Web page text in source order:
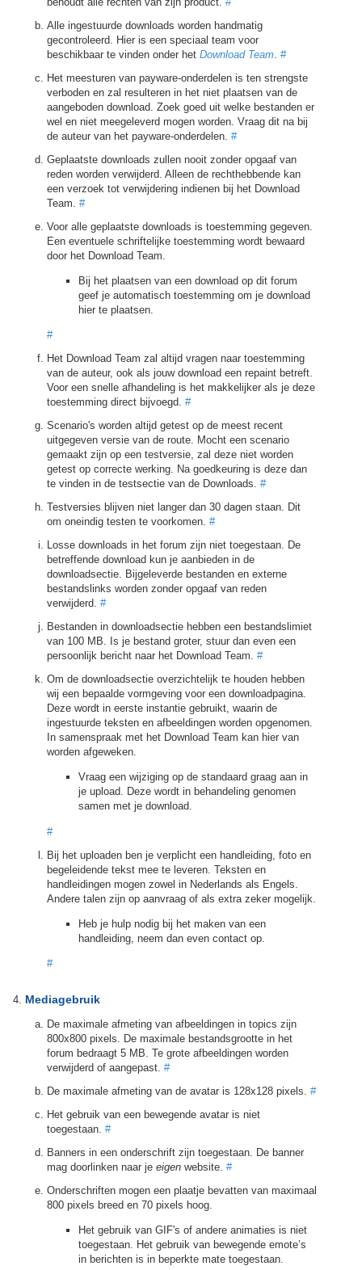
Alle ingestuurde downloads worden handmatig
gecontroleerd. Hier is een speciaal team voor
beschikbaar te vinden onder het Download Team. #
Het meesturen van payware-onderdelen is ten strengste
verboden en zal resulteren in het niet plaatsen van de
aangeboden download. Zoek goed uit welke bestanden er
wel en niet meegeleverd mogen worden. Vraag dit na bij
de auteur van het payware-onderdelen. #
Geplaatste downloads zullen nooit zonder opgaaf van
reden worden verwijderd. Alleen de rechthebbende kan
een verzoek tot verwijdering indienen bij het Download
Team. #
Voor alle geplaatste downloads is toestemming gegeven.
Een eventuele schriftelijke toestemming wordt bewaard
door het Download Team.
Bij het plaatsen van een download op dit forum
geef je automatisch toestemming om je download
hier te plaatsen.
#
Het Download Team zal altijd vragen naar toestemming
van de auteur, ook als jouw download een repaint betreft.
Voor een snelle afhandeling is het makkelijker als je deze
toestemming direct bijvoegd. #
Scenario's worden altijd getest op de meest recent
uitgegeven versie van de route. Mocht een scenario
gemaakt zijn op een testversie, zal deze niet worden
getest op correcte werking. Na goedkeuring is deze dan
te vinden in de testsectie van de Downloads. #
Testversies blijven niet langer dan 30 dagen staan. Dit
om oneindig testen te voorkomen. #
Losse downloads in het forum zijn niet toegestaan. De
betreffende download kun je aanbieden in de
downloadsectie. Bijgeleverde bestanden en externe
bestandslinks worden zonder opgaaf van reden
verwijderd. #
Bestanden in downloadsectie hebben een bestandslimiet
van 100 MB. Is je bestand groter, stuur dan even een
persoonlijk bericht naar het Download Team. #
Om de downloadsectie overzichtelijk te houden hebben
wij een bepaalde vormgeving voor een downloadpagina.
Deze wordt in eerste instantie gebruikt, waarin de
ingestuurde teksten en afbeeldingen worden opgenomen.
In samenspraak met het Download Team kan hier van
worden afgeweken.
Vraag een wijziging op de standaard graag aan in
je upload. Deze wordt in behandeling genomen
samen met je download.
#
Bij het uploaden ben je verplicht een handleiding, foto en
begeleidende tekst mee te leveren. Teksten en
handleidingen mogen zowel in Nederlands als Engels.
Andere talen zijn op aanvraag of als extra zeker mogelijk.
Heb je hulp nodig bij het maken van een
handleiding, neem dan even contact op.
#
Mediagebruik
De maximale afmeting van afbeeldingen in topics zijn
800x800 pixels. De maximale bestandsgrootte in het
forum bedraagt 5 MB. Te grote afbeeldingen worden
verwijderd of aangepast. #
De maximale afmeting van de avatar is 128x128 pixels. #
Het gebruik van een bewegende avatar is niet
toegestaan. #
Banners in een onderschrift zijn toegestaan. De banner
mag doorlinken naar je eigenwebsite. #
Onderschriften mogen een plaatje bevatten van maximaal
800 pixels breed en 70 pixels hoog.
Het gebruik van GIF's of andere animaties is niet
toegestaan. Het gebruik van bewegende emote’s
in berichten is in beperkte mate toegestaan.